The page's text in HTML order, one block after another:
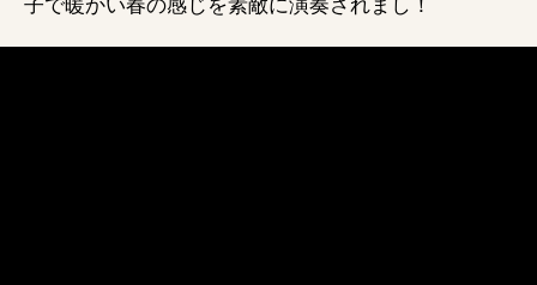
子で暖かい春の感じを素敵に演奏されまし！